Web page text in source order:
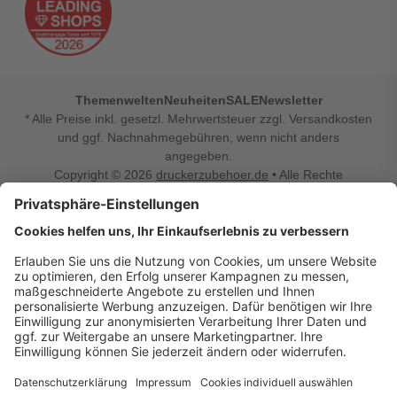
ThemenweltenNeuheitenSALENewsletter
* Alle Preise inkl. gesetzl. Mehrwertsteuer zzgl. Versandkosten
und ggf. Nachnahmegebühren, wenn nicht anders
angegeben.
Copyright © 2026 druckerzubehoer.de • Alle Rechte
Vertrag widerrufen
Druckerzubehoer.de – preiswerte Qualität für Ihr Office
Sie sind auf der Suche nach dem passenden Druckerzubehör
oder Zubehör für das Büro, den Computer oder Ihr
Smartphone? Dann sind Sie bei Druckerzubehoer.de genau
richtig! Unser breites Sortiment bietet unter anderem Tinte
und Toner für alle gängigen Druckermodelle – großer sowie
kleiner Hersteller. Zugleich sind wir Ihr Online Fachhandel für
einrichten, die Werkstatt ausstatten oder den Alltag mit